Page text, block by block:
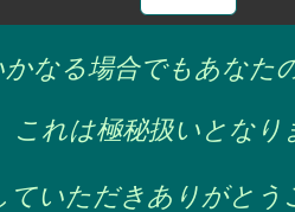
なる場合でもあなた
これは極秘扱いとなり
ていただきありがとう